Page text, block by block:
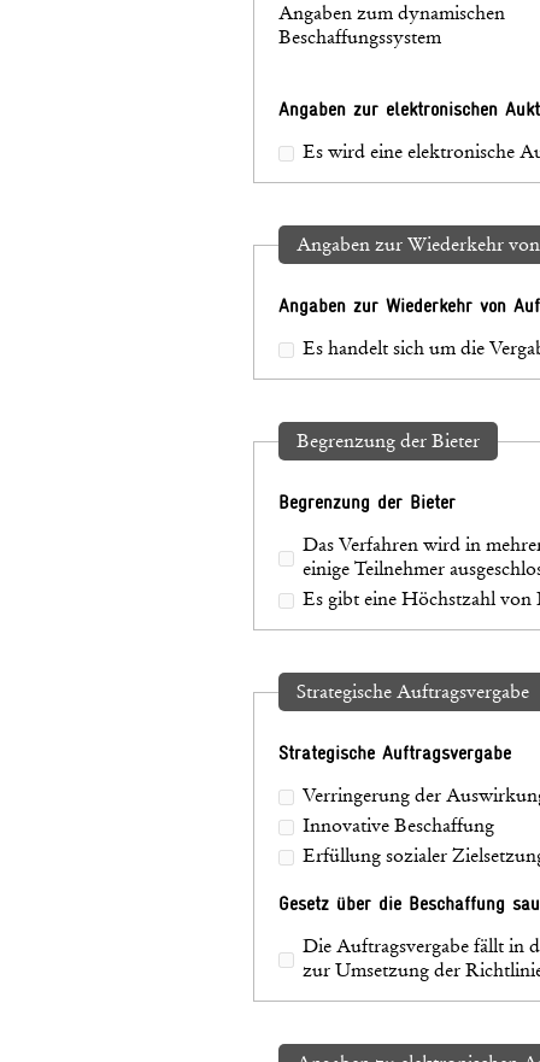
Angaben zum dynamischen
Beschaffungssystem
Angaben zur elektronischen
Es wird eine elektronische
Angaben zur Wiederkehr
Angaben zur Wiederkehr von
Es handelt sich um die
Begrenzung der Bieter
Begrenzung der Bieter
Das Verfahren wird in
einige Teilnehmer
Es gibt eine Höchstzahl von
Strategische Auftragsvergabe
Strategische Auftragsvergabe
Verringerung der
Innovative Beschaffung
Erfüllung sozialer
Gesetz über die Beschaffung
Die Auftragsvergabe fällt in
zur Umsetzung der